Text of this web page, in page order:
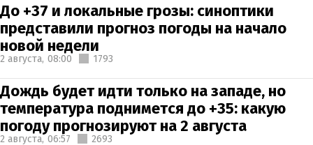
До +37 и локальные грозы: синоптики
представили прогноз погоды на начало
новой недели
2 августа, 08:00 1793
Дождь будет идти только на западе, но
температура поднимется до +35: какую
погоду прогнозируют на 2 августа
2 августа, 06:57 2693